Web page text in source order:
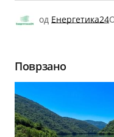
од Енергетика24
Поврзано